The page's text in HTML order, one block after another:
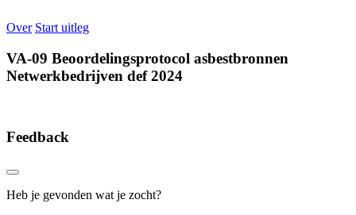
Over Start uitleg
VA-09 Beoordelingsprotocol asbestbronnen
Netwerkbedrijven def 2024
Feedback
Heb je gevonden wat je zocht?